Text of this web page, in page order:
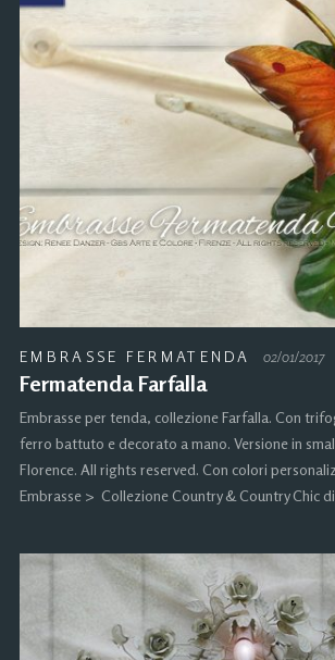
EMBRASSE FERMATENDA 02/01/2017
Fermatenda Farfalla
Embrasse per tenda, collezione Farfalla. Con
ferro battuto e decorato a mano. Versione in
Florence. All rights reserved. Con colori
Embrasse > Collezione Country & Country Chic